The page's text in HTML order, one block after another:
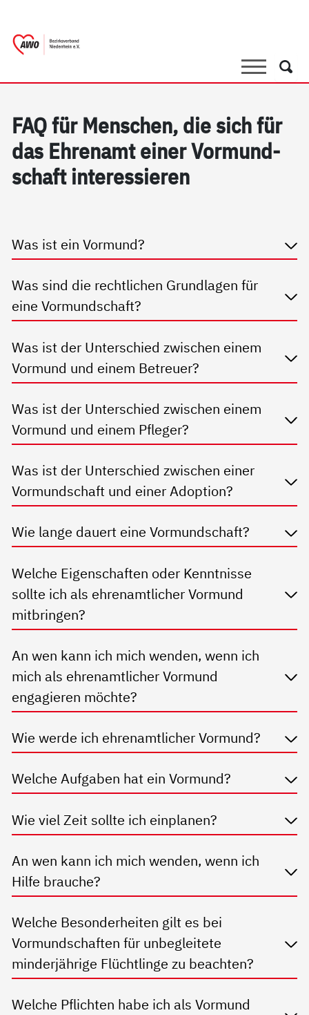
SucheSuche
FAQ für Men­schen, die sich für
das Eh­ren­amt ei­ner Vor­mund­
schaft in­ter­es­sie­ren
Was ist ein Vormund?
Was sind die rechtlichen Grundlagen für
eine Vormundschaft?
Was ist der Unterschied zwischen einem
Vormund und einem Betreuer?
Was ist der Unterschied zwischen einem
Vormund und einem Pfleger?
Was ist der Unterschied zwischen einer
Vormundschaft und einer Adoption?
Wie lange dauert eine Vormundschaft?
Welche Eigenschaften oder Kenntnisse
sollte ich als ehrenamtlicher Vormund
mitbringen?
An wen kann ich mich wenden, wenn ich
mich als ehrenamtlicher Vormund
engagieren möchte?
Wie werde ich ehrenamtlicher Vormund?
Welche Aufgaben hat ein Vormund?
Wie viel Zeit sollte ich einplanen?
An wen kann ich mich wenden, wenn ich
Hilfe brauche?
Welche Besonderheiten gilt es bei
Vormundschaften für unbegleitete
minderjährige Flüchtlinge zu beachten?
Welche Pflichten habe ich als Vormund